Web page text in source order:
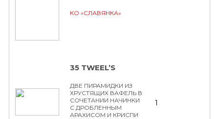
КО «СЛАВЯНКА»
35 TWEEL’S
ДВЕ ПИРАМИДКИ ИЗ
ХРУСТЯЩИХ ВАФЕЛЬ В
СОЧЕТАНИИ НАЧИНКИ
С ДРОБЛЕННЫМ
АРАХИСОМ И КРИСПИ
1